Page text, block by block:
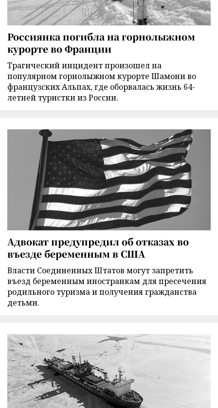
Россиянка погибла на горнолыжном
курорте во Франции
Трагический инцидент произошел на
популярном горнолыжном курорте Шамони во
французских Альпах, где оборвалась жизнь 64-
летней туристки из России.
Адвокат предупредил об отказах во
въезде беременным в США
Власти Соединенных Штатов могут запретить
въезд беременным иностранкам для пресечения
родильного туризма и получения гражданства
детьми.